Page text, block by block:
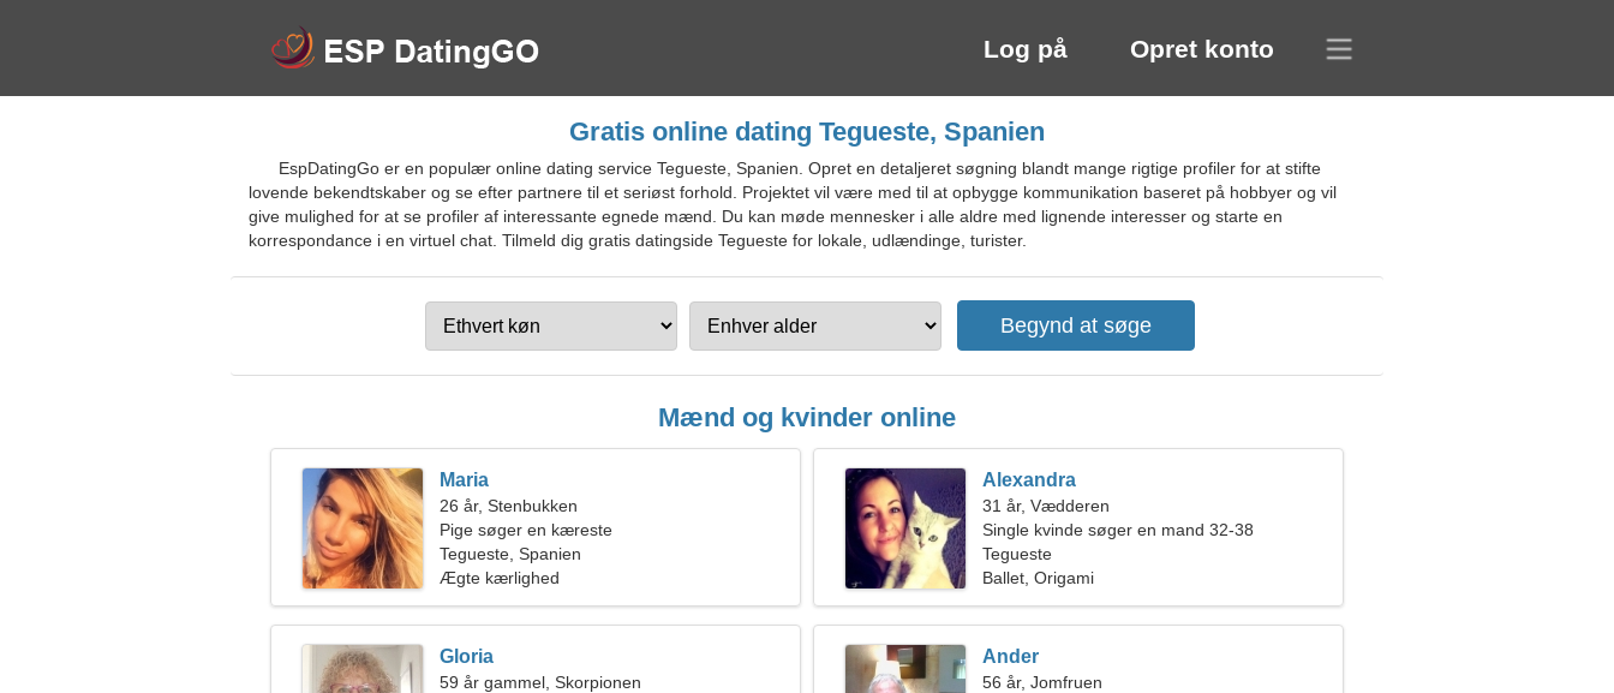
Log på Opret konto
Gratis online dating Tegueste, Spanien
EspDatingGo er en populær online dating service Tegueste, Spanien. Opret en detaljeret søgning blandt mange rigtige profiler for at stifte
lovende bekendtskaber og se efter partnere til et seriøst forhold. Projektet vil være med til at opbygge kommunikation baseret på hobbyer og vil
give mulighed for at se profiler af interessante egnede mænd. Du kan møde mennesker i alle aldre med lignende interesser og starte en
korrespondance i en virtuel chat. Tilmeld dig gratis datingside Tegueste for lokale, udlændinge, turister.
Mænd og kvinder online
Maria
26 år, Stenbukken
Pige søger en kæreste
Tegueste, Spanien
Ægte kærlighed
Alexandra
31 år, Vædderen
Single kvinde søger en mand 32-38
Tegueste
Ballet, Origami
Gloria
59 år gammel, Skorpionen
Ander
56 år, Jomfruen